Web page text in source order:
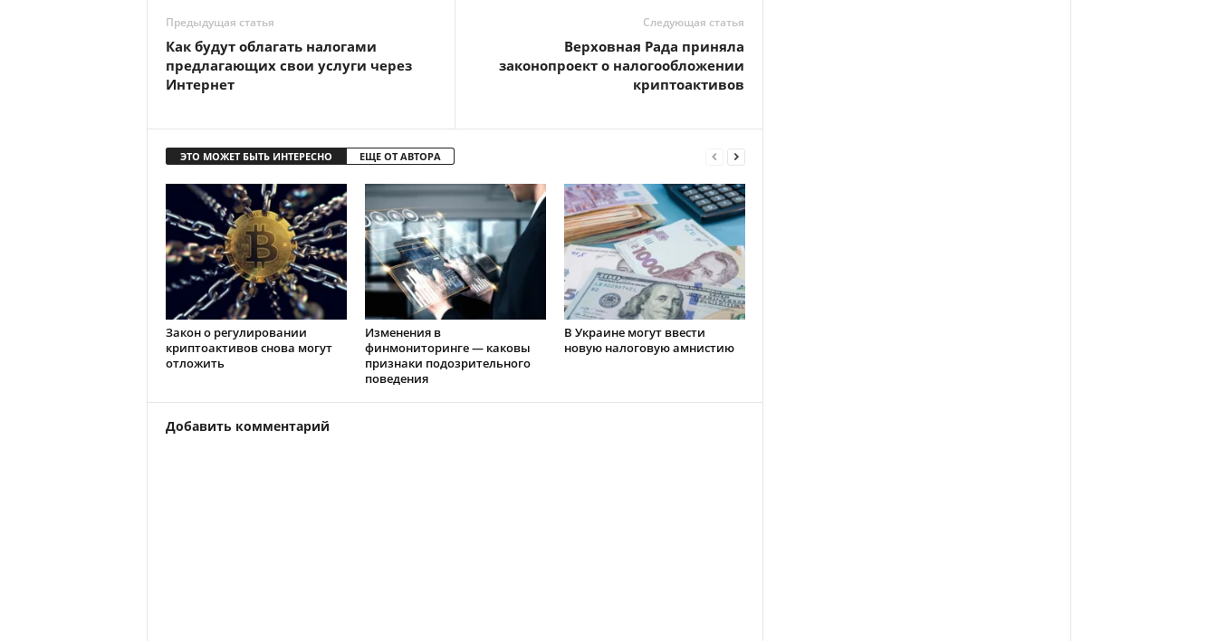
Предыдущая статья
Как будут облагать налогами
предлагающих свои услуги через
Интернет
Следующая статья
Верховная Рада приняла
законопроект о налогообложении
криптоактивов
ЭТО МОЖЕТ БЫТЬ ИНТЕРЕСНО ЕЩЕ ОТ АВТОРА
Закон о регулировании
криптоактивов снова могут
отложить
Изменения в
финмониторинге — каковы
признаки подозрительного
поведения
В Украине могут ввести
новую налоговую амнистию
Добавить комментарий